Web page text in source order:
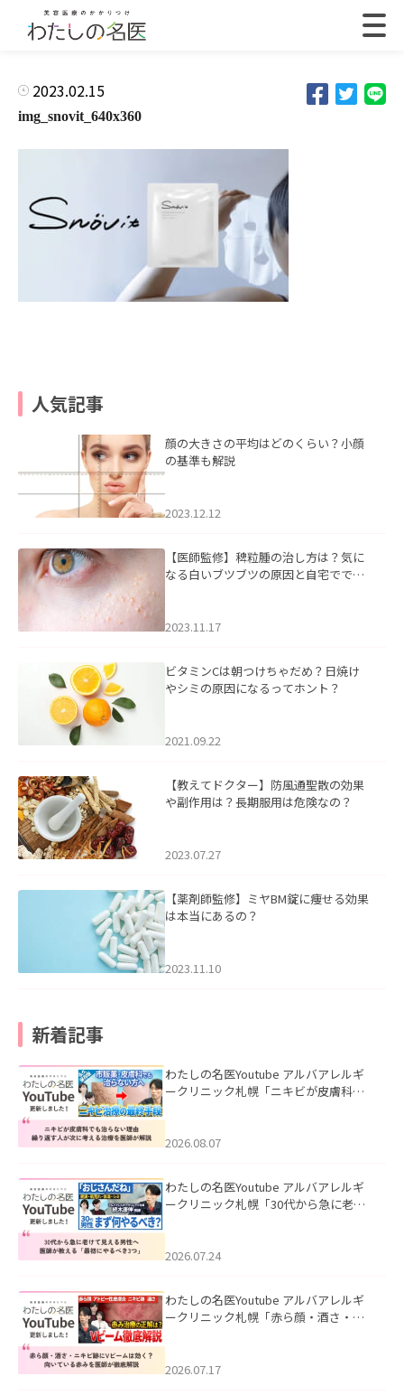
2023.02.15
img_snovit_640x360
人気記事
顔の大きさの平均はどのくらい？小顔
の基準も解説
2023.12.12
【医師監修】稗粒腫の治し方は？気に
なる白いブツブツの原因と自宅ででき
2023.11.17
ビタミンCは朝つけちゃだめ？日焼け
やシミの原因になるってホント？
2021.09.22
【教えてドクター】防風通聖散の効果
や副作用は？長期服用は危険なの？
2023.07.27
【薬剤師監修】ミヤBM錠に痩せる効果
は本当にあるの？
2023.11.10
新着記事
わたしの名医Youtube アルバアレルギ
ークリニック札幌「ニキビが皮膚科で
ました。
2026.08.07
わたしの名医Youtube アルバアレルギ
ークリニック札幌「30代から急に老け
た。
2026.07.24
わたしの名医Youtube アルバアレルギ
ークリニック札幌「赤ら顔・酒さ・ニ
した。
2026.07.17